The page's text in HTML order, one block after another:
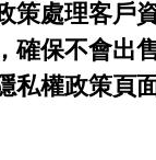
處理客戶資
保不會出
權政策頁面